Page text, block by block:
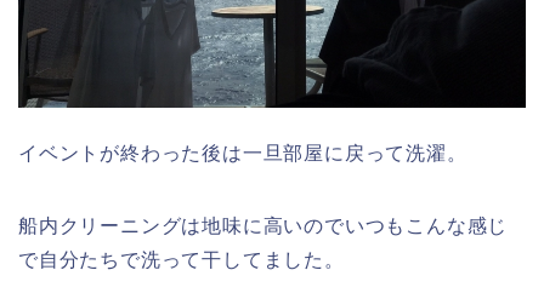
イベントが終わった後は一旦部屋に戻って洗濯。
船内クリーニングは地味に高いのでいつもこんな感じ
で自分たちで洗って干してました。